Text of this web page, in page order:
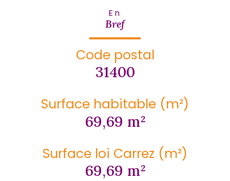
En
Bref
Code postal
31400
Surface habitable (m²)
69,69 m²
Surface loi Carrez (m²)
69,69 m²